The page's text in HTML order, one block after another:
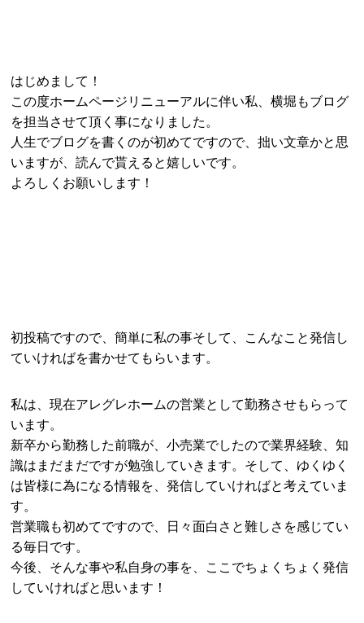
はじめまして！
この度ホームページリニューアルに伴い私、横堀もブログ
を担当させて頂く事になりました。
人生でブログを書くのが初めてですので、拙い文章かと思
いますが、読んで貰えると嬉しいです。
よろしくお願いします！
初投稿ですので、簡単に私の事そして、こんなこと発信し
ていければを書かせてもらいます。
私は、現在アレグレホームの営業として勤務させもらって
います。
新卒から勤務した前職が、小売業でしたので業界経験、知
識はまだまだですが勉強していきます。そして、ゆくゆく
は皆様に為になる情報を、発信していければと考えていま
す。
営業職も初めてですので、日々面白さと難しさを感じてい
る毎日です。
今後、そんな事や私自身の事を、ここでちょくちょく発信
していければと思います！